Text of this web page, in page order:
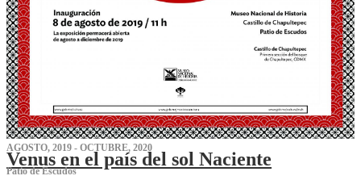
AGOSTO, 2019 - OCTUBRE, 2020
Venus en el país del sol Naciente
P‌atio de Escudos